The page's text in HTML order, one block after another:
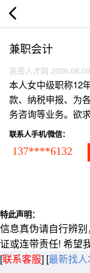
兼职会计
高密人才网 2026.08.09
本人女中级职称12
款、纳税申报、为
务咨询等业务。欲
联系人手机/微信：
137****6132
特此声明：
信息真伪请自行辨
证或连带责任! 希望
[联系客服] [最新找人